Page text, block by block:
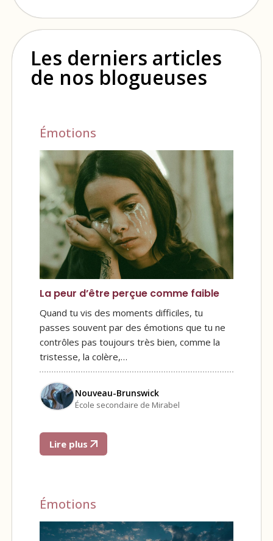
Les derniers articles
de nos blogueuses
Émotions
La peur d’être perçue comme faible
Quand tu vis des moments difficiles, tu
passes souvent par des émotions que tu ne
contrôles pas toujours très bien, comme la
tristesse, la colère,…
Nouveau-Brunswick
École secondaire de Mirabel
Lire plus
Émotions